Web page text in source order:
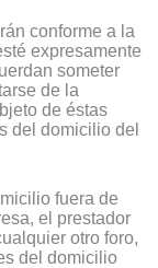
conforme a la
expresamente
someter
de la
de éstas
del domicilio del
fuera de
el prestador
otro foro,
del domicilio